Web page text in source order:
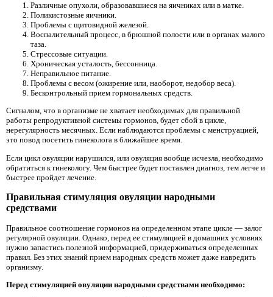
Различные опухоли, образовавшиеся на яичниках или в матке.
Поликистозные яичники.
Проблемы с щитовидной железой.
Воспалительный процесс, в брюшной полости или в органах малого
таза.
Стрессовые ситуации.
Хроническая усталость, бессонница.
Неправильное питание.
Проблемы с весом (ожирение или, наоборот, недобор веса).
Бесконтрольный прием гормональных средств.
Сигналом, что в организме не хватает необходимых для правильной
работы репродуктивной системы гормонов, будет сбой в цикле,
нерегулярность месячных. Если наблюдаются проблемы с менструацией,
это повод посетить гинеколога в ближайшее время.
Если цикл овуляции нарушился, или овуляция вообще исчезла, необходимо
обратиться к гинекологу. Чем быстрее будет поставлен диагноз, тем легче и
быстрее пройдет лечение.
Правильная стимуляция овуляции народными
средствами
Правильное соотношение гормонов на определенном этапе цикле — залог
регулярной овуляции. Однако, перед ее стимуляцией в домашних условиях
нужно запастись полезной информацией, придерживаться определенных
правил. Без этих знаний прием народных средств может даже навредить
организму.
Перед стимуляцией овуляции народными средствами необходимо: